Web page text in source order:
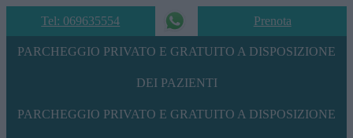
Tel: 069635554 Prenota
PARCHEGGIO PRIVATO E GRATUITO A DISPOSIZIONE
DEI PAZIENTI
PARCHEGGIO PRIVATO E GRATUITO A DISPOSIZIONE